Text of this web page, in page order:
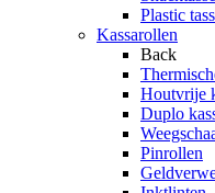
Plastic
Kassarollen
Back
Houtvrije
Duplo
Pinrollen